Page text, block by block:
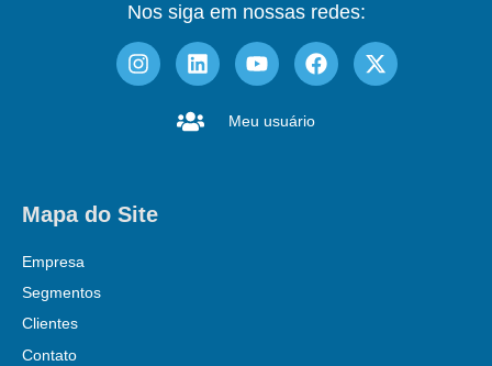
Nos siga em nossas redes:
Meu usuário
Mapa do Site
Empresa
Segmentos
Clientes
Contato